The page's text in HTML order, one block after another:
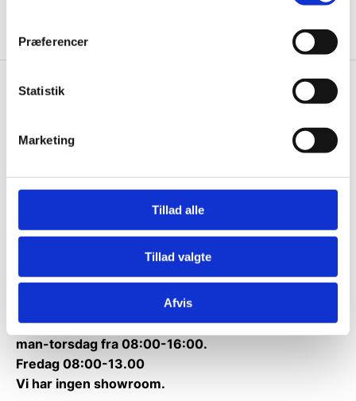
Præferencer
Statistik
Marketing
Tillad alle
Tillad valgte
Afvis
Knivblokken.dk
Rømersvej 33
CVR: 38952986
Tlf.71 99 30 98
Mandag til torsdag: 10:00 – 14:00.
Afhentning muligt
man-torsdag fra 08:00-16:00.
Fredag 08:00-13.00
Vi har ingen showroom.